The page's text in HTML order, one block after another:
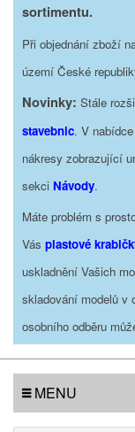
sortimentu.
Při objednání zboží
území České
Novinky: Stále
stavebnic. V
nákresy zobrazující
sekci Návody.
Máte problém s
Vás plastové
uskladnění Vašich
skladování modelů v
osobního odběru
MENU